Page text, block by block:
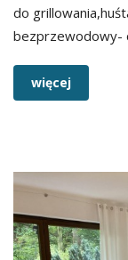
do
bezprzewodowy-
więcej